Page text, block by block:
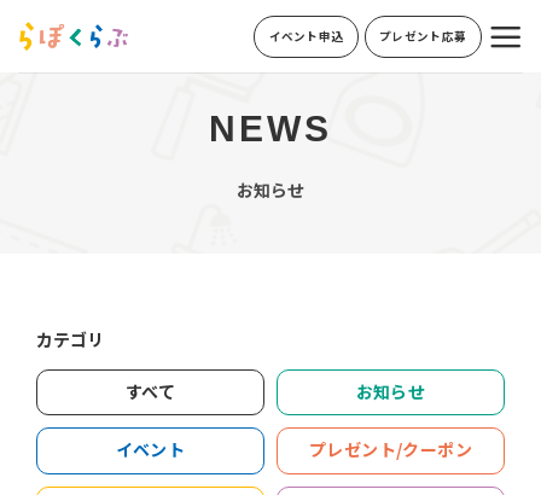
to
content
イベント申込 プレゼント応募
NEWS
お知らせ
カテゴリ
すべて お知らせ
イベント プレゼント/クーポン